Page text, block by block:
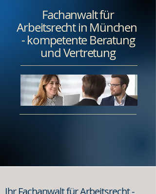
Fachanwalt für
Arbeitsrechtin München
- kompetente Beratung
und Vertretung
Ihr Fachanwaltfür Arbeitsrecht-